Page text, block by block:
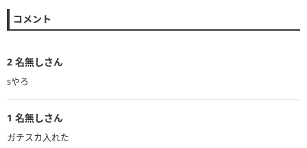
コメント
2 名無しさん
1 名無しさん
ガチスカ入れた